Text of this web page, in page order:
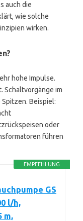
auch die
wie solche
wirken.
hohe Impulse.
Schaltvorgänge im
Beispiel:
oder
führen
EMPFEHLUNG
GS
l/h,
m,